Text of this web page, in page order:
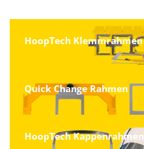
HoopTech Klemmrahmen
Quick Change Rahmen
HoopTech Kappenrahmen